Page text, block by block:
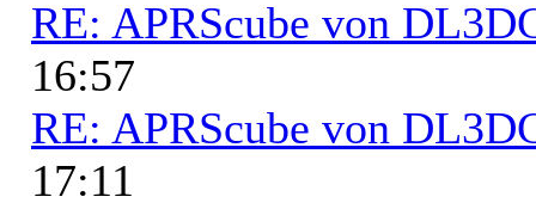
RE: APRScube von
16:57
RE: APRScube von
17:11